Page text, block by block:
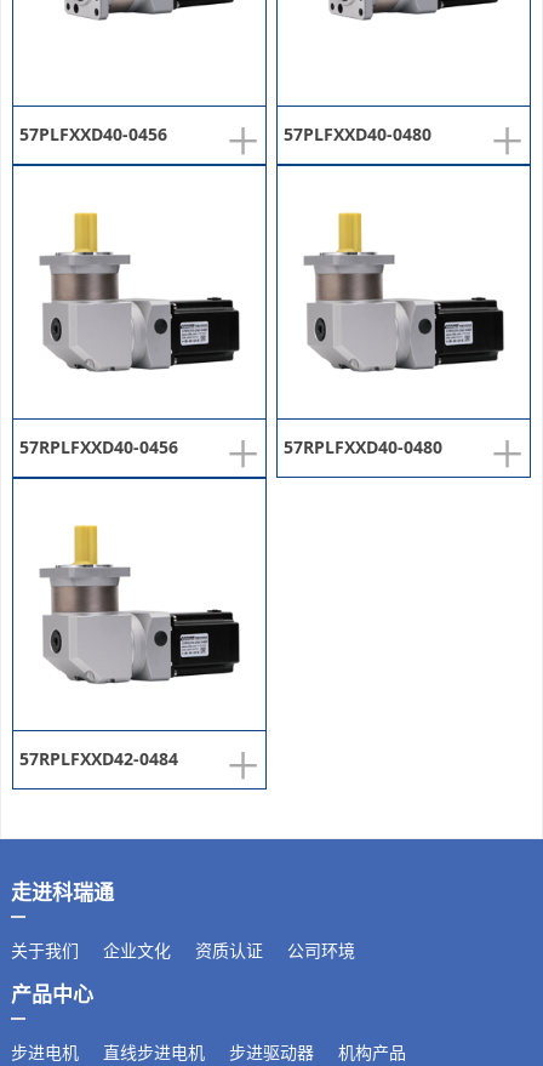
+
57PLFXXD40-0456 +
57PLFXXD40-0480
+
57RPLFXXD40-0456 +
57RPLFXXD40-0480
+
57RPLFXXD42-0484
走进科瑞通
关于我们 企业文化 资质认证 公司环境
产品中心
步进电机 直线步进电机 步进驱动器
机构产品